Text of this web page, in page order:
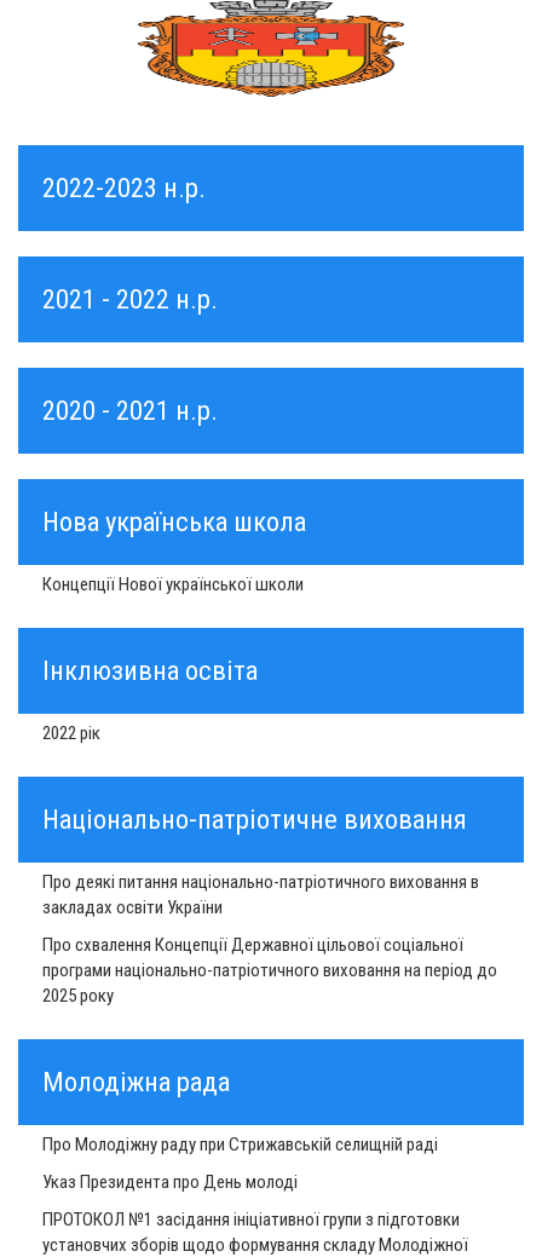
2022-2023 н.р.
2021 - 2022 н.р.
2020 - 2021 н.р.
Нова українська школа
Концепції Нової української школи
Інклюзивна освіта
2022 рік
Національно-патріотичне виховання
Про деякі питання національно-патріотичного виховання в
закладах освіти України
Про схвалення Концепції Державної цільової соціальної
програми національно-патріотичного виховання на період до
2025 року
Молодіжна рада
Про Молодіжну раду при Стрижавській селищній раді
Указ Президента про День молоді
ПРОТОКОЛ №1 засідання ініціативної групи з підготовки
установчих зборів щодо формування складу Молодіжної